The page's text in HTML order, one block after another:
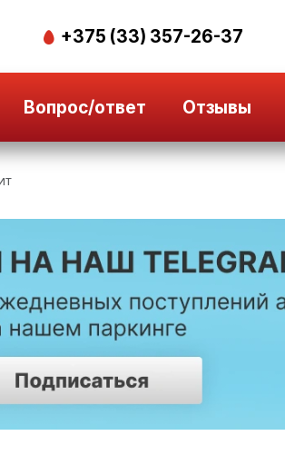
+375 (33) 357-26-37
Вопрос/ответ Отзывы